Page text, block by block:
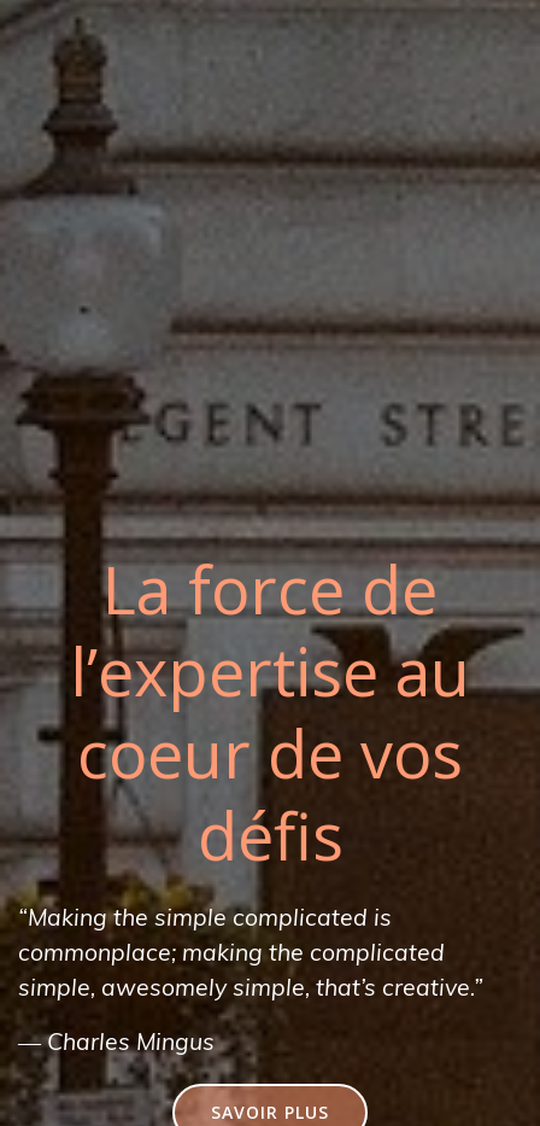
La force de
l’expertise au
coeur de vos
défis
“Making the simple complicated is
commonplace; making the complicated
simple, awesomely simple, that’s creative.”
― Charles Mingus
SAVOIR PLUS